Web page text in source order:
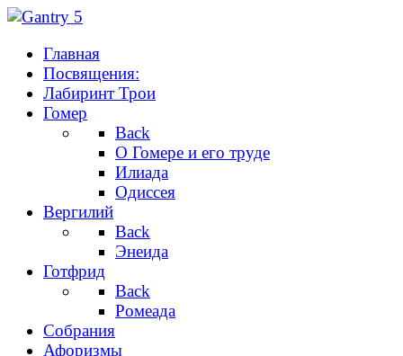
Главная
Посвящения:
Лабиринт Трои
Гомер
Back
О Гомере и его труде
Илиада
Одиссея
Вергилий
Back
Энеида
Готфрид
Back
Ромеада
Собрания
Афоризмы